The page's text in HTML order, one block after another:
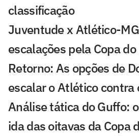
classificação
Juventude x Atlético-
escalações pela Copa
Retorno: As opções de
escalar o Atlético contra
Análise tática do Guffo:
ida das oitavas da Copa